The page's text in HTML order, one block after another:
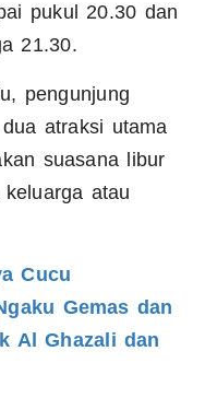
pukul 20.30 dan
21.30.
pengunjung
atraksi utama
suasana libur
atau
Cucu
Gemas dan
Al Ghazali dan